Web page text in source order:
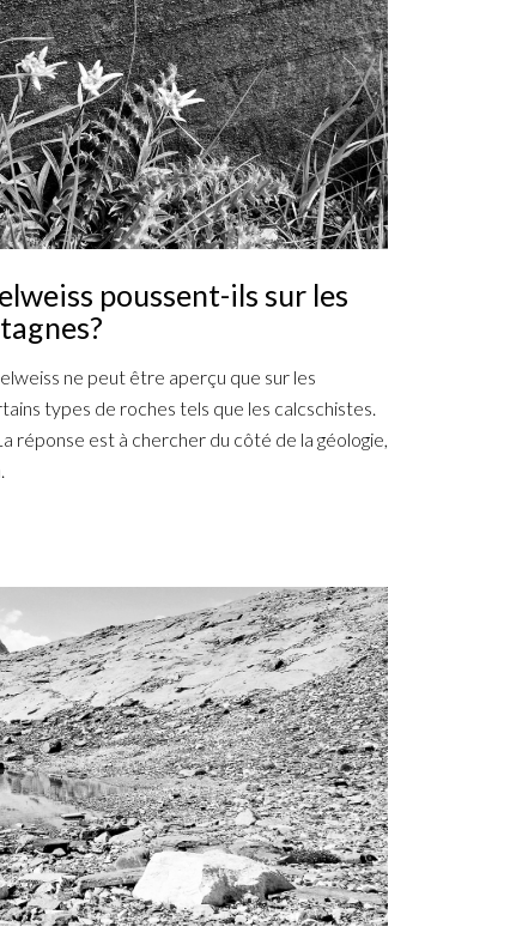
poussent-ils sur les
ne peut être aperçu que sur les
types de roches tels que les calcschistes.
réponse est à chercher du côté de la géologie,